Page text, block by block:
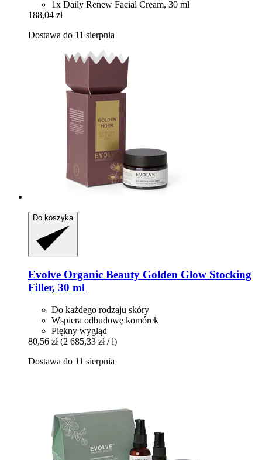
1x Daily Renew Facial Cream, 30 ml
188,04 zł
Dostawa do 11 sierpnia
Do koszyka
Evolve Organic Beauty Golden Glow Stocking
Filler, 30 ml
Do każdego rodzaju skóry
Wspiera odbudowę komórek
Piękny wygląd
80,56 zł (2 685,33 zł / l)
Dostawa do 11 sierpnia